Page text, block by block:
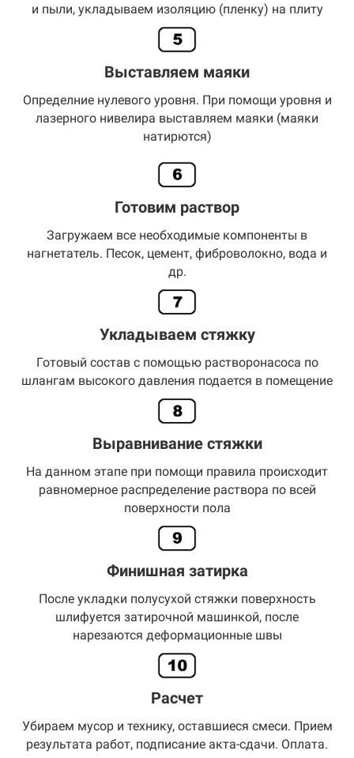
и пыли, укладываем изоляцию (пленку) на плиту
Выставляем маяки
Определние нулевого уровня. При помощи уровня и
лазерного нивелира выставляем маяки (маяки
натирются)
Готовим раствор
Загружаем все необходимые компоненты в
нагнетатель. Песок, цемент, фиброволокно, вода и
др.
Укладываем стяжку
Готовый состав с помощью растворонасоса по
шлангам высокого давления подается в помещение
Выравнивание стяжки
На данном этапе при помощи правила происходит
равномерное распределение раствора по всей
поверхности пола
Финишная затирка
После укладки полусухой стяжки поверхность
шлифуется затирочной машинкой, после
нарезаются деформационные швы
Расчет
Убираем мусор и технику, оставшиеся смеси. Прием
результата работ, подписание акта-сдачи. Оплата.